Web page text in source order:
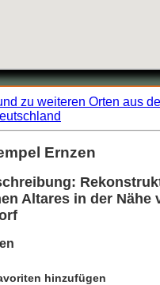
zu weiteren Orten aus
Ernzen
Altares in der Nähe
hinzufügen